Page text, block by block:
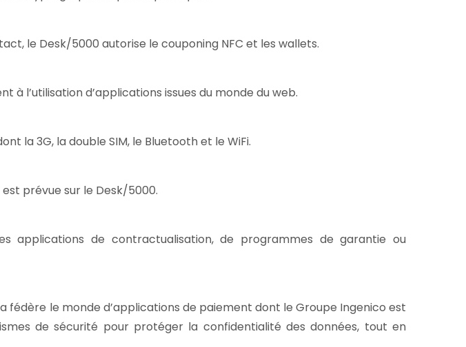
le Desk/5000 autorise le couponing NFC et les wallets.
l’utilisation d’applications issues du monde du web.
la 3G, la double SIM, le Bluetooth et le WiFi.
prévue sur le Desk/5000.
applications de contractualisation, de programmes de garantie ou
fédère le monde d’applications de paiement dont le Groupe Ingenico est
de sécurité pour protéger la confidentialité des données, tout en